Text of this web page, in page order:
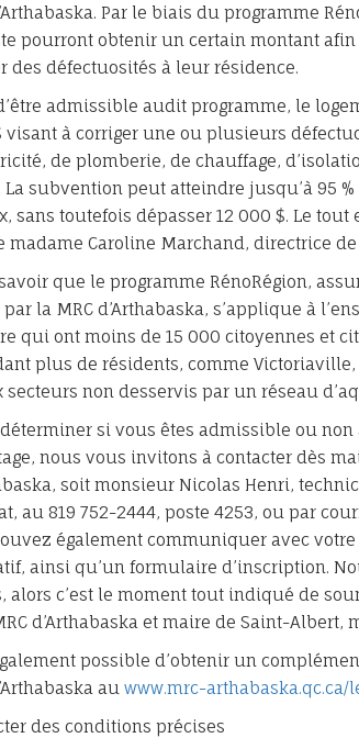
Par le biais du programme
pourront obtenir un certain montant
des défectuosités à leur résidence.
admissible audit programme, le
visant à corriger une ou plusieurs
de plomberie, de chauffage,
La subvention peut atteindre jusqu’à 95
sans toutefois dépasser 12 000 $. Le
madame Caroline Marchand, directrice de
que le programme RénoRégion,
par la MRC d’Arthabaska, s’applique à
qui ont moins de 15 000 citoyennes et
plus de résidents, comme
secteurs non desservis par un réseau
déterminer si vous êtes admissible ou
nous vous invitons à contacter dès
soit monsieur Nicolas Henri,
au 819 752-2444, poste 4253, ou par
également communiquer avec
ainsi qu’un formulaire d’inscription.
alors c’est le moment tout indiqué de
d’Arthabaska et maire de Saint-Albert,
possible d’obtenir un
au www.mrc-
des conditions précises